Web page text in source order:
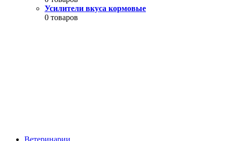
Усилители вкуса кормовые
0 товаров
Ветеринарии